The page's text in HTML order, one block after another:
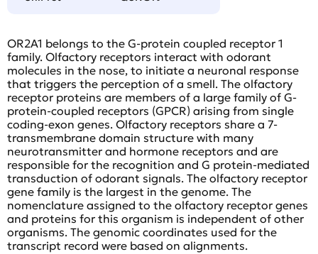
OR2A1 belongs to the G-protein coupled receptor 1
family. Olfactory receptors interact with odorant
molecules in the nose, to initiate a neuronal response
that triggers the perception of a smell. The olfactory
receptor proteins are members of a large family of G-
protein-coupled receptors (GPCR) arising from single
coding-exon genes. Olfactory receptors share a 7-
transmembrane domain structure with many
neurotransmitter and hormone receptors and are
responsible for the recognition and G protein-mediated
transduction of odorant signals. The olfactory receptor
gene family is the largest in the genome. The
nomenclature assigned to the olfactory receptor genes
and proteins for this organism is independent of other
organisms. The genomic coordinates used for the
transcript record were based on alignments.